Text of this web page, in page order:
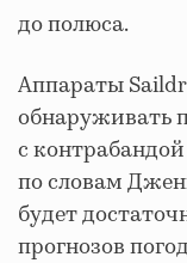
до полюса.
Аппараты
обнаруживать
с
по словам
будет
прогнозов